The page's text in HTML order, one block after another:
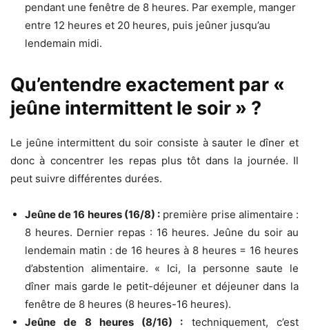
pendant une fenêtre de 8 heures. Par exemple, manger
entre 12 heures et 20 heures, puis jeûner jusqu’au
lendemain midi.
Qu’entendre exactement par «
jeûne intermittent le soir » ?
Le jeûne intermittent du soir consiste à sauter le dîner et
donc à concentrer les repas plus tôt dans la journée. Il
peut suivre différentes durées.
Jeûne de 16 heures (16/8) : première prise alimentaire :
8 heures. Dernier repas : 16 heures. Jeûne du soir au
lendemain matin : de 16 heures à 8 heures = 16 heures
d’abstention alimentaire. « Ici, la personne saute le
dîner mais garde le petit-déjeuner et déjeuner dans la
fenêtre de 8 heures (8 heures-16 heures).
Jeûne de 8 heures (8/16) : techniquement, c’est